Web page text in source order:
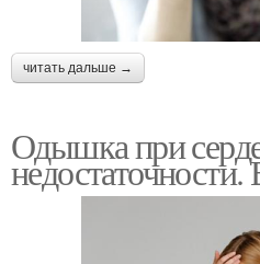
читать дальше →
Одышка при